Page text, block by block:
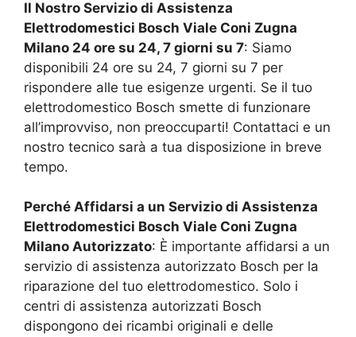
Il Nostro Servizio di Assistenza
Elettrodomestici Bosch Viale Coni Zugna
Milano 24 ore su 24, 7 giorni su 7: Siamo
disponibili 24 ore su 24, 7 giorni su 7 per
rispondere alle tue esigenze urgenti. Se il tuo
elettrodomestico Bosch smette di funzionare
all’improvviso, non preoccuparti! Contattaci e un
nostro tecnico sarà a tua disposizione in breve
tempo.
Perché Affidarsi a un Servizio di Assistenza
Elettrodomestici Bosch Viale Coni Zugna
Milano Autorizzato: È importante affidarsi a un
servizio di assistenza autorizzato Bosch per la
riparazione del tuo elettrodomestico. Solo i
centri di assistenza autorizzati Bosch
dispongono dei ricambi originali e delle